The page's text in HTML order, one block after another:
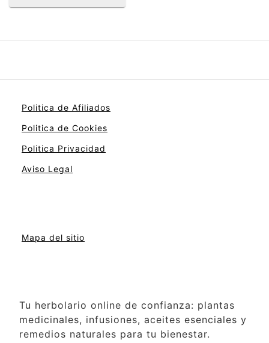
Politica de Afiliados
Politica de Cookies
Politica Privacidad
Aviso Legal
Mapa del sitio
Tu herbolario online de confianza: plantas
medicinales, infusiones, aceites esenciales y
remedios naturales para tu bienestar.